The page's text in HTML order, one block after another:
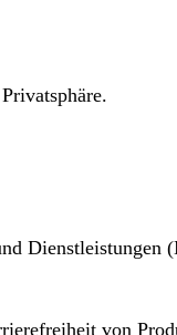
Dienstleistungen
von